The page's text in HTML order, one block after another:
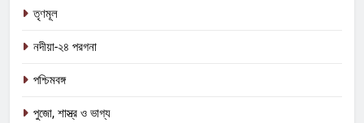
তৃণমূল
নদীয়া-২৪ পরগনা
পশ্চিমবঙ্গ
পুজো, শাস্ত্র ও ভাগ্য